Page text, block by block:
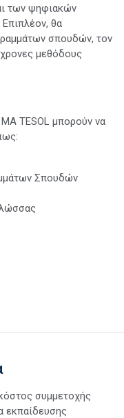
των ψηφιακών
θα
σπουδών, τον
μεθόδους
TESOL μπορούν να
Σπουδών
συμμετοχής
εκπαίδευσης